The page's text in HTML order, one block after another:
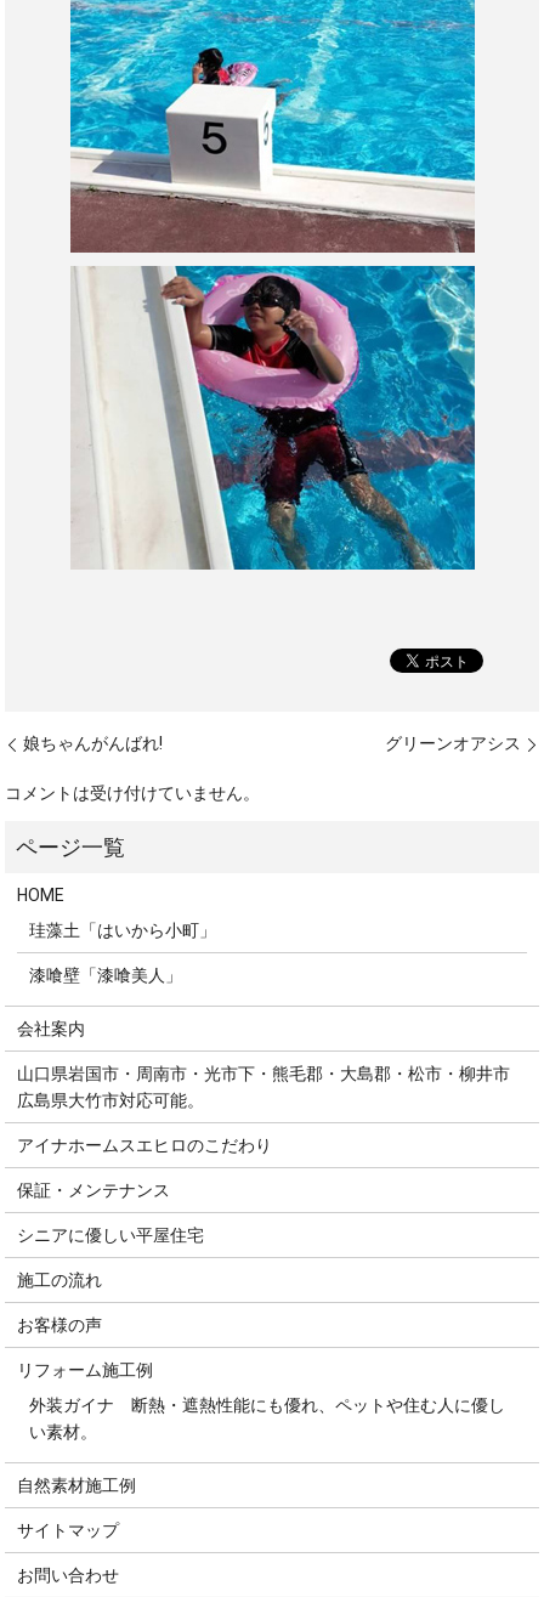
娘ちゃんがんばれ! グリーンオアシス
コメントは受け付けていません。
HOME
珪藻土「はいから小町」
漆喰壁「漆喰美人」
会社案内
山口県岩国市・周南市・光市下・熊毛郡・大島郡・松市・柳井市
広島県大竹市対応可能。
アイナホームスエヒロのこだわり
保証・メンテナンス
シニアに優しい平屋住宅
施工の流れ
お客様の声
リフォーム施工例
外装ガイナ 断熱・遮熱性能にも優れ、ペットや住む人に優し
い素材。
自然素材施工例
サイトマップ
お問い合わせ